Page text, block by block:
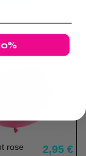
rose
2,95 €